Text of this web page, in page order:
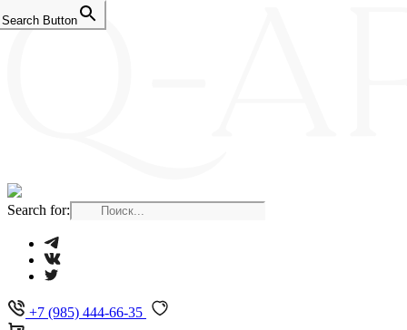
Search for:
Search Button
+7 (985) 444-66-35